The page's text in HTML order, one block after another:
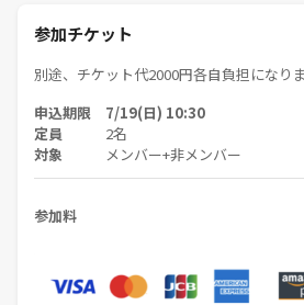
参加チケット
別途、チケット代2000円各自負担になりま
申込期限 7/19(日) 10:30
定員 2名
対象 メンバー+非メンバー
参加料